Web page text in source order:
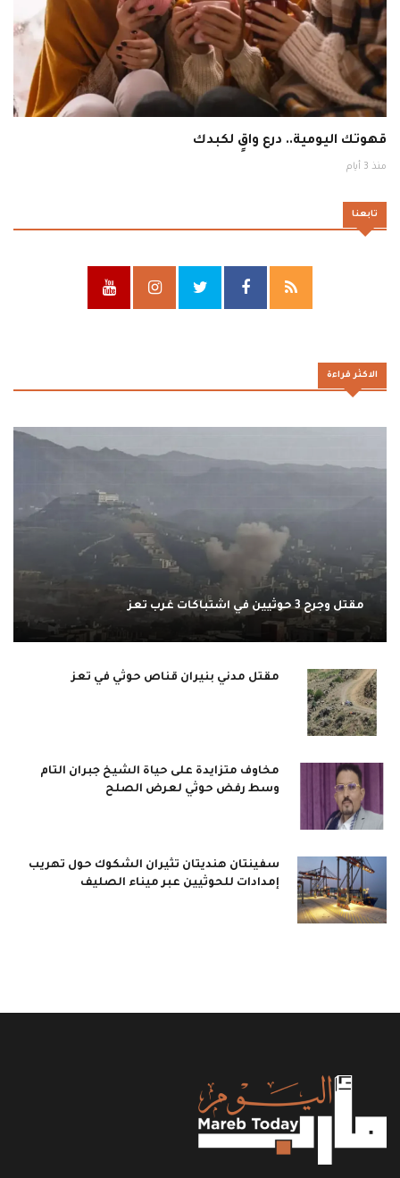
قهوتك اليومية.. درع واقٍ لكبدك
منذ 3 أيام
تابعنا
الاكثر قراءة
مقتل وجرح 3 حوثيين في اشتباكات غرب تعز
مقتل مدني بنيران قناص حوثي في تعز
مخاوف متزايدة على حياة الشيخ جبران التام
وسط رفض حوثي لعرض الصلح
سفينتان هنديتان تثيران الشكوك حول تهريب
إمدادات للحوثيين عبر ميناء الصليف